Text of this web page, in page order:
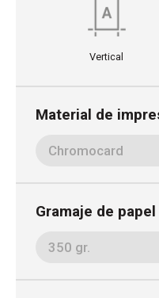
Vertical
Material de
Gramaje de papel